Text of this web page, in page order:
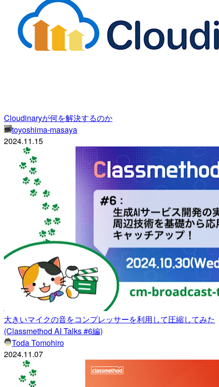
Cloudinaryが何を解決するのか
toyoshima-masaya
2024.11.15
大きいマイクの音をコンプレッサーを利用して圧縮してみた
(Classmethod AI Talks #6編)
Toda Tomohiro
2024.11.07